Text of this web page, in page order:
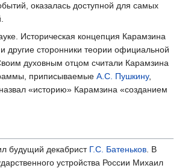
оказалась доступной для самых
Историческая концепция Карамзина
другие сторонники теории официальной
духовным отцом считали Карамзина
приписываемые А.C. Пушкину,
«историю» Карамзина «созданием
будущий декабрист Г.С. Батеньков . В
устройства России Михаил